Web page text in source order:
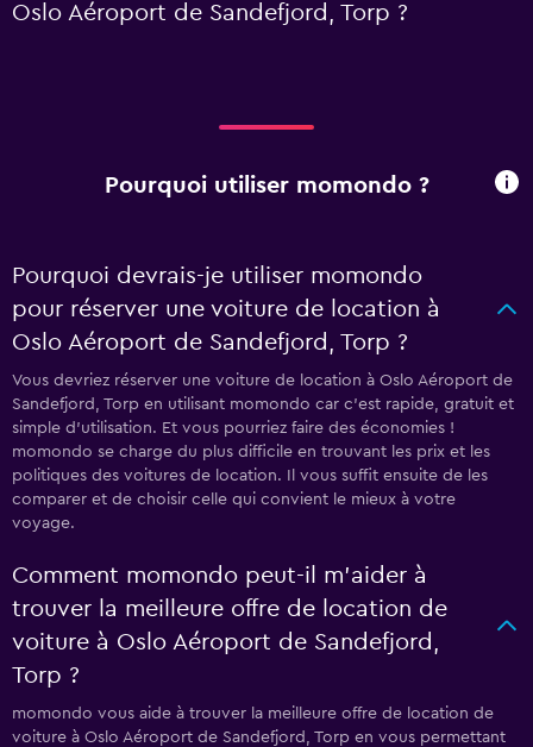
Oslo Aéroport de Sandefjord, Torp ?
Pourquoi utiliser momondo ?
Pourquoi devrais-je utiliser momondo
pour réserver une voiture de location à
Oslo Aéroport de Sandefjord, Torp ?
Vous devriez réserver une voiture de location à Oslo Aéroport de
Sandefjord, Torp en utilisant momondo car c'est rapide, gratuit et
simple d'utilisation. Et vous pourriez faire des économies !
momondo se charge du plus difficile en trouvant les prix et les
politiques des voitures de location. Il vous suffit ensuite de les
comparer et de choisir celle qui convient le mieux à votre
voyage.
Comment momondo peut-il m’aider à
trouver la meilleure offre de location de
voiture à Oslo Aéroport de Sandefjord,
Torp ?
momondo vous aide à trouver la meilleure offre de location de
voiture à Oslo Aéroport de Sandefjord, Torp en vous permettant